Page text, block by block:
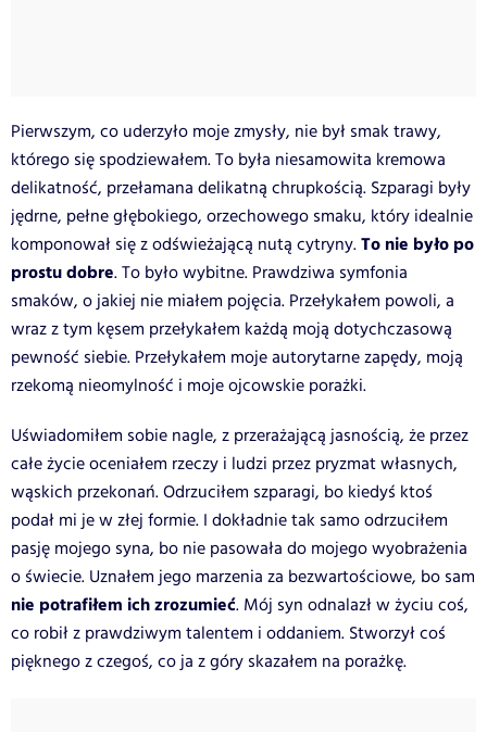
Pierwszym, co uderzyło moje zmysły, nie był smak trawy,
którego się spodziewałem. To była niesamowita kremowa
delikatność, przełamana delikatną chrupkością. Szparagi były
jędrne, pełne głębokiego, orzechowego smaku, który idealnie
komponował się z odświeżającą nutą cytryny.To nie było po
prostu dobre. To było wybitne. Prawdziwa symfonia
smaków, o jakiej nie miałem pojęcia. Przełykałem powoli, a
wraz z tym kęsem przełykałem każdą moją dotychczasową
pewność siebie. Przełykałem moje autorytarne zapędy, moją
rzekomą nieomylność i moje ojcowskie porażki.
Uświadomiłem sobie nagle, z przerażającą jasnością, że przez
całe życie oceniałem rzeczy i ludzi przez pryzmat własnych,
wąskich przekonań. Odrzuciłem szparagi, bo kiedyś ktoś
podał mi je w złej formie. I dokładnie tak samo odrzuciłem
pasję mojego syna, bo nie pasowała do mojego wyobrażenia
o świecie. Uznałem jego marzenia za bezwartościowe, bo sam
nie potrafiłem ich zrozumieć. Mój syn odnalazł w życiu coś,
co robił z prawdziwym talentem i oddaniem. Stworzył coś
pięknego z czegoś, co ja z góry skazałem na porażkę.